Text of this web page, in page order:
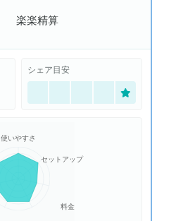
楽楽精算
シェア目安
使いやすさ
セットアップ
料金